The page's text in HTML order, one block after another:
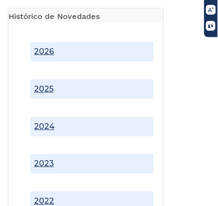
Histórico de Novedades
2022
2023
2024
2025
2026